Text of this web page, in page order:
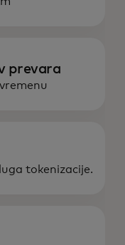
prevara
tokenizacije.